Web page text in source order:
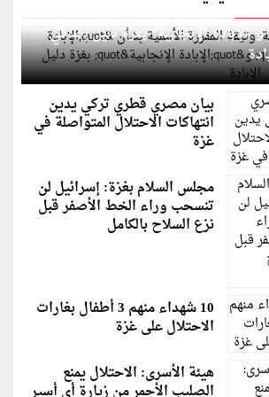
وثيقة المقررة الأممية بشأن "الإبادة
الإنجابية" بغزة دليل إضافي
بيان مصري قطري تركي يدين
انتهاكات الاحتلال المتواصلة في
غزة
مجلس السلام بغزة: إسرائيل لن
تنسحب وراء الخط الأصفر قبل
نزع السلاح بالكامل
10 شهداء منهم 3 أطفال بغارات
الاحتلال على غزة
هيئة الأسرى: الاحتلال يمنع